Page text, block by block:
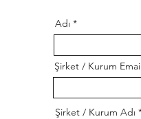
Adı
Şirket / Kurum
Şirket / Kurum Adı